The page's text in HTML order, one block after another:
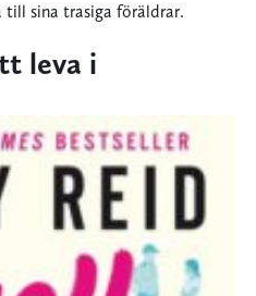
till sina trasiga föräldrar.
leva i